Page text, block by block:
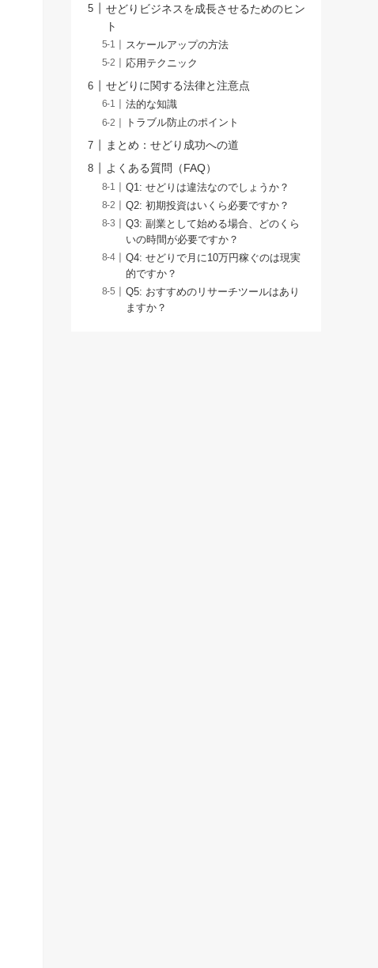
せどりビジネスを成長させるためのヒン
ト
スケールアップの方法
応用テクニック
せどりに関する法律と注意点
法的な知識
トラブル防止のポイント
まとめ：せどり成功への道
よくある質問（FAQ）
Q1: せどりは違法なのでしょうか？
Q2: 初期投資はいくら必要ですか？
Q3: 副業として始める場合、どのくら
いの時間が必要ですか？
Q4: せどりで月に10万円稼ぐのは現実
的ですか？
Q5: おすすめのリサーチツールはあり
ますか？